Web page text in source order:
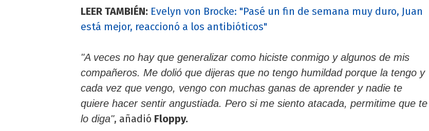
LEER TAMBIÉN: Evelyn von Brocke: "Pasé un fin de semana muy duro, Juan
está mejor, reaccionó a los antibióticos"
"A veces no hay que generalizar como hiciste conmigo y algunos de mis
compañeros. Me dolió que dijeras que no tengo humildad porque la tengo y
cada vez que vengo, vengo con muchas ganas de aprender y nadie te
quiere hacer sentir angustiada. Pero si me siento atacada, permitime que te
lo diga", añadió Floppy.